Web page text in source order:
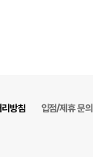
방침 입점/제휴 문의